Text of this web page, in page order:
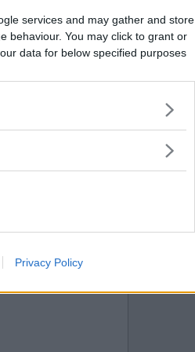
services and may gather and store
behaviour. You may click to grant or
data for below specified purposes
Privacy Policy
Vill du bli
medlem?